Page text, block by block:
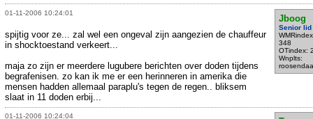
01-11-2006 10:24:01
Jboog
Senior lid
348
OTindex:
Wnplts:
spijtig voor ze... zal wel een ongeval zijn aangezien de chauffeur
in shocktoestand verkeert...
maja zo zijn er meerdere lugubere berichten over doden tijdens
begrafenisen. zo kan ik me er een herinneren in amerika die
mensen hadden allemaal paraplu's tegen de regen.. bliksem
slaat in 11 doden erbij...
01-11-2006 10:24:04